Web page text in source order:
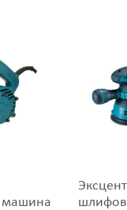
машина